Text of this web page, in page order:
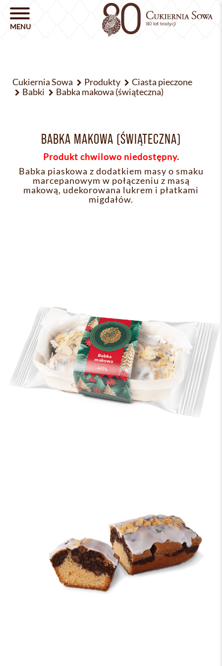
Cukiernia Sowa Produkty
Ciasta pieczone
Babki
Babka makowa (świąteczna)
BABKA MAKOWA (ŚWIĄTECZNA)
Produkt chwilowo niedostępny.
Babka piaskowa z dodatkiem masy o smaku
marcepanowym w połączeniu z masą
makową, udekorowana lukrem i płatkami
migdałów.